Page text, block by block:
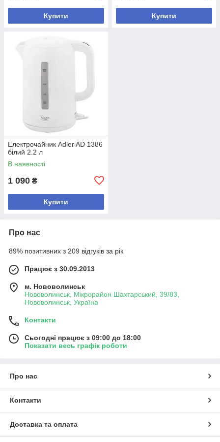
Купити Купити
Електрочайник Adler AD 1386
білий 2.2 л
В наявності
1 090 ₴
Купити
Про нас
89% позитивних з 209 відгуків за рік
Працює з 30.09.2013
м. Нововолинськ
Нововолинськ, Мікрорайон Шахтарський, 39/83,
Нововолинськ, Україна
Контакти
Сьогодні працює з 09:00 до 18:00
Показати весь графік роботи
Про нас
Контакти
Доставка та оплата